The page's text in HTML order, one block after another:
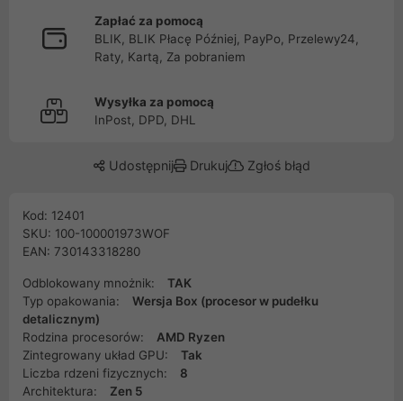
Zapłać za pomocą
BLIK, BLIK Płacę Później, PayPo, Przelewy24,
Raty, Kartą, Za pobraniem
Wysyłka za pomocą
InPost, DPD, DHL
Udostępnij Drukuj Zgłoś błąd
Kod: 12401
SKU: 100-100001973WOF
EAN: 730143318280
Odblokowany mnożnik:
TAK
Typ opakowania:
Wersja Box (procesor w pudełku
detalicznym)
Rodzina procesorów:
AMD Ryzen
Zintegrowany układ GPU:
Tak
Liczba rdzeni fizycznych:
8
Architektura:
Zen 5